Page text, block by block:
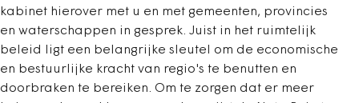
kabinet hierover met u en met gemeenten, provincies
en waterschappen in gesprek. Juist in het ruimtelijk
beleid ligt een belangrijke sleutel om de economische
en bestuurlijke kracht van regio's te benutten en
doorbraken te bereiken. Om te zorgen dat er meer